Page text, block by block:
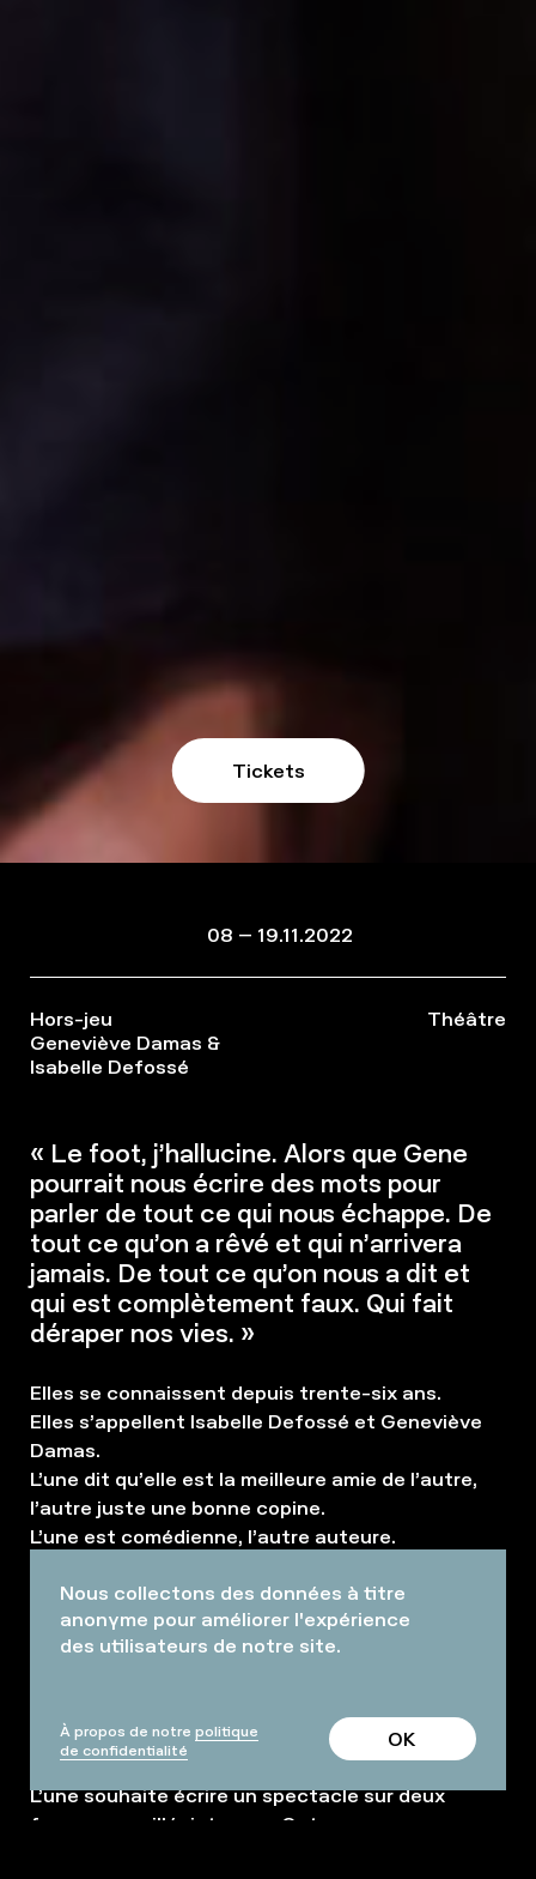
Tickets
08 – 19.11.2022
Hors-jeu
Geneviève Damas &
Isabelle Defossé
Théâtre
« Le foot, j’hallucine. Alors que Gene
pourrait nous écrire des mots pour
parler de tout ce qui nous échappe. De
tout ce qu’on a rêvé et qui n’arrivera
jamais. De tout ce qu’on nous a dit et
qui est complètement faux. Qui fait
déraper nos vies. »
Elles se connaissent depuis trente-six ans.
Elles s’appellent Isabelle Defossé et Geneviève
Damas.
L’une dit qu’elle est la meilleure amie de l’autre,
l’autre juste une bonne copine.
L’une est comédienne, l’autre auteure.
dès qu’elle aperçoit un ballon rond.
L’une fait du théâtre pour s’évader, l’autre pour
manifester.
L’une rêve de Kevin De Bruyne, l’autre d’écologie
et de féminisme.
L’une souhaite écrire un spectacle sur deux
femmes en villégiature au Qatar,
Nous collectons des données à titre
anonyme pour améliorer l'expérience
des utilisateurs de notre site.
À propos de notre politique
de confidentialité
OK